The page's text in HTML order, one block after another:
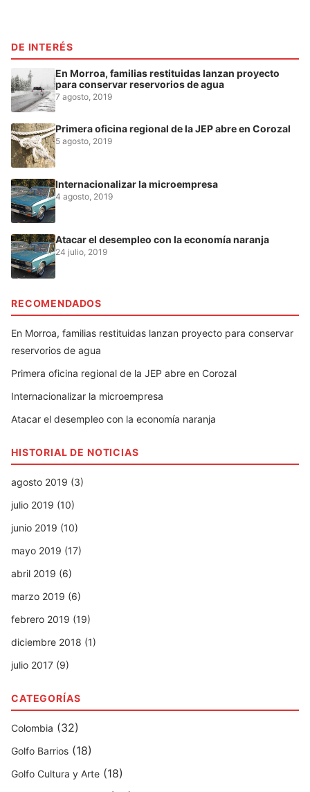
DE INTERÉS
En Morroa, familias restituidas lanzan proyecto
para conservar reservorios de agua
7 agosto, 2019
Primera oficina regional de la JEP abre en Corozal
5 agosto, 2019
Internacionalizar la microempresa
4 agosto, 2019
Atacar el desempleo con la economía naranja
24 julio, 2019
RECOMENDADOS
En Morroa, familias restituidas lanzan proyecto para conservar
reservorios de agua
Primera oficina regional de la JEP abre en Corozal
Internacionalizar la microempresa
Atacar el desempleo con la economía naranja
HISTORIAL DE NOTICIAS
agosto 2019 (3)
julio 2019 (10)
junio 2019 (10)
mayo 2019 (17)
abril 2019 (6)
marzo 2019 (6)
febrero 2019 (19)
diciembre 2018 (1)
julio 2017 (9)
CATEGORÍAS
Colombia (32)
Golfo Barrios (18)
Golfo Cultura y Arte (18)